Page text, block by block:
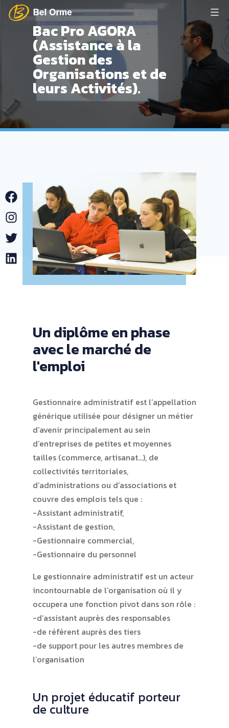
Aller
au
contenu
Bac Pro AGORA
(Assistance à la
Gestion des
Organisations et de
leurs Activités).
Facebook
Instagram
Twitter
LinkedIn
Un diplôme en phase
avec le marché de
l'emploi
Gestionnaire administratif est l’appellation
générique utilisée pour désigner un métier
d’avenir principalement au sein
d’entreprises de petites et moyennes
tailles (commerce, artisanat…), de
collectivités territoriales,
d’administrations ou d’associations et
couvre des emplois tels que :
-Assistant administratif,
-Assistant de gestion,
-Gestionnaire commercial,
-Gestionnaire du personnel
Le gestionnaire administratif est un acteur
incontournable de l’organisation où il y
occupera une fonction pivot dans son rôle :
-d’assistant auprès des responsables
-de référent auprès des tiers
-de support pour les autres membres de
l’organisation
Un projet éducatif porteur
de culture